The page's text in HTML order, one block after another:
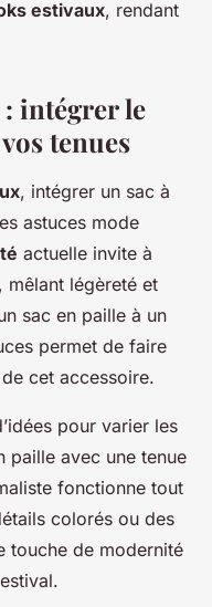
estivaux, rendant
intégrer le
tenues
, intégrer un sac à
astuces mode
actuelle invite à
mêlant légèreté et
sac en paille à un
permet de faire
cet accessoire.
pour varier les
paille avec une tenue
fonctionne tout
colorés ou des
touche de modernité